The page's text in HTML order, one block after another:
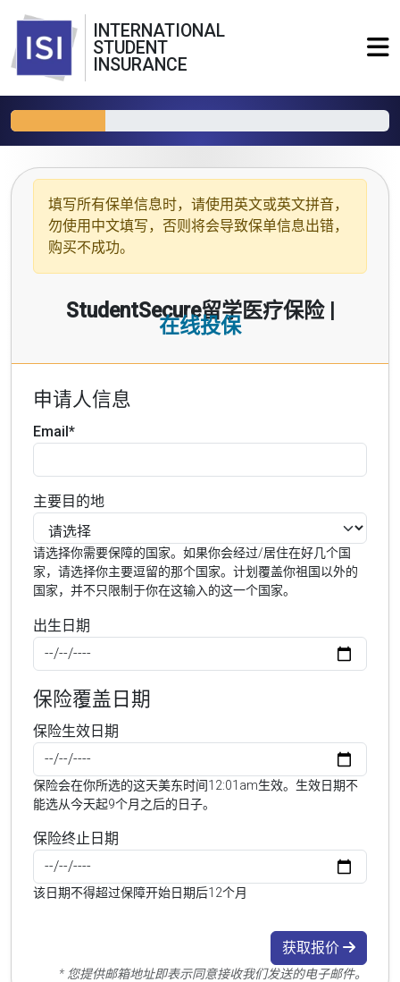
INTERNATIONAL
STUDENT
INSURANCE
填写所有保单信息时，请使用 英文或英文拼音，
勿使用中文填写，否则将会导致保单信息出错，
购买不成功。
StudentSecure留学医疗保险 |
在线投保
申请人信息
Email*
主要目的地
请选择你需要保障的国家。如果你会经过/居住在好几个国
家，请选择你主要逗留的那个国家。计划覆盖你祖国以外的
国家，并不只限制于你在这输入的这一个国家。
出生日期
保险覆盖日期
保险生效日期
保险会在你所选的这天美东时间12:01am生效。生效日期不
能选从今天起9个月之后的日子。
保险终止日期
该日期不得超过保障开始日期后12个月
获取报价
* 您提供邮箱地址即表示同意接收我们发送的电子邮件。